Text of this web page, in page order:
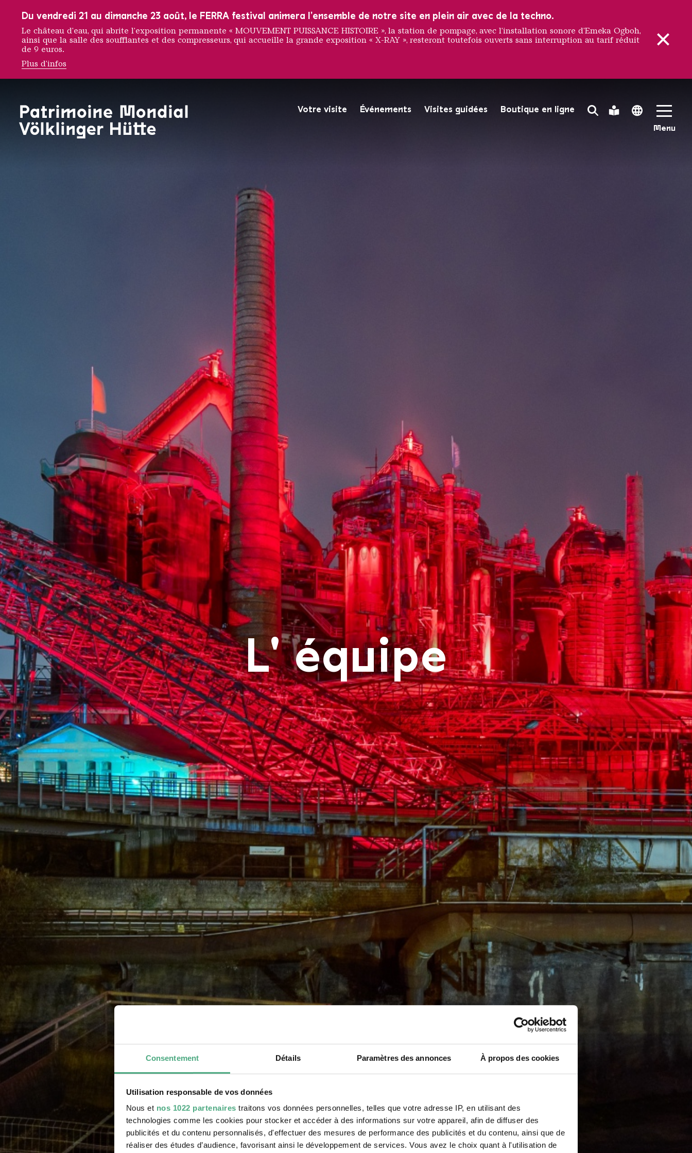
Consentement Détails Paramètres des annonces À propos des cookies
Utilisation responsable de vos données
Nous et nos 1022 partenaires traitons vos données personnelles, telles que votre adresse IP, en utilisant des
technologies comme les cookies pour stocker et accéder à des informations sur votre appareil, afin de diffuser des
publicités et du contenu personnalisés, d'effectuer des mesures de performance des publicités et du contenu, ainsi que de
réaliser des études d’audience, favorisant ainsi le développement de services. Vous avez le choix quant à l'utilisation de
Search Toggle
Menu
Leichte Sprache
Language
Votre visite Événements Visites guidées Boutique en ligne
L'equipe
L' équipeLa Völklinger Hütte plongée dans la lumière rouge
Copyright: Weltkulturerbe Völklinger Hütte | Oliver
Du vendredi 21 au dimanche 23 août, le FERRA festival animera l'ensemble de notre site en plein air avec de la techno.
Le château d'eau, qui abrite l'exposition permanente « MOUVEMENT PUISSANCE HISTOIRE », la station de pompage, avec l'installation sonore d'Emeka Ogboh,
ainsi que la salle des soufflantes et des compresseurs, qui accueille la grande exposition « X-RAY », resteront toutefois ouverts sans interruption au tarif réduit
de 9 euros.
Plus d'infos